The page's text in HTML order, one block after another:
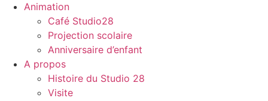
Animation
Café Studio28
Projection scolaire
Anniversaire d’enfant
A propos
Histoire du Studio 28
Visite